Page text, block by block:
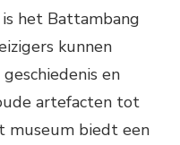
het Battambang
kunnen
en
artefacten tot
museum biedt een